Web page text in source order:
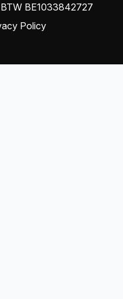
BE1033842727
Policy